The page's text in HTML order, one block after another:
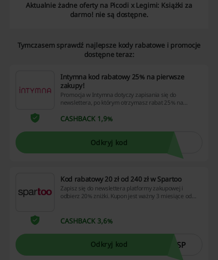
Aktualnie żadne oferty na Picodi x Legimi: Książki za
darmo! nie są dostępne.
Tymczasem sprawdź najlepsze kody rabatowe i promocje
dostępne teraz:
Intymna kod rabatowy 25% na pierwsze
zakupy!
Promocja w Intymna dotyczy zapisania się do
newslettera, po którym otrzymasz rabat 25% na
CASHBACK 1,9%
Odkryj kod
Kod rabatowy 20 zł od 240 zł w Spartoo
Zapisz się do newslettera platformy zakupowej i
odbierz 20% zniżki. Kupon jest ważny 3 miesiące od
Sprawdź!
CASHBACK 3,6%
Odkryj kod SSP